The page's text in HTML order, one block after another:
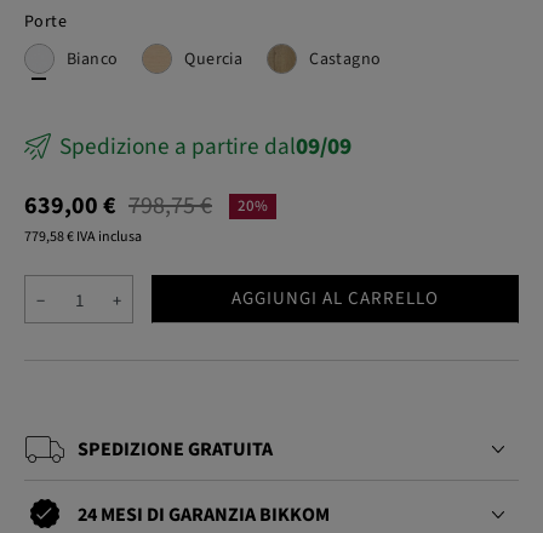
Porte
Bianco
Quercia Castagno
Spedizione a partire dal09/09
20%
639,00 € 798,75 €
779,58 € IVA inclusa
− + AGGIUNGI AL CARRELLO
SPEDIZIONE GRATUITA
24 MESI DI GARANZIA BIKKOM